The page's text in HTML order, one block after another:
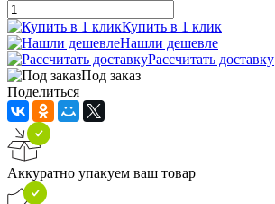
Купить в 1 клик
Нашли дешевле
Рассчитать доставку
Под заказ
Поделиться
Аккуратно упакуем ваш товар